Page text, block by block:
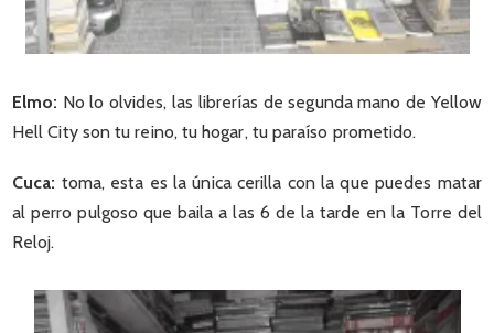
Elmo: No lo olvides, las librerías de segunda mano de Yellow
Hell City son tu reino, tu hogar, tu paraíso prometido.
Cuca: toma, esta es la única cerilla con la que puedes matar
al perro pulgoso que baila a las 6 de la tarde en la Torre del
Reloj.